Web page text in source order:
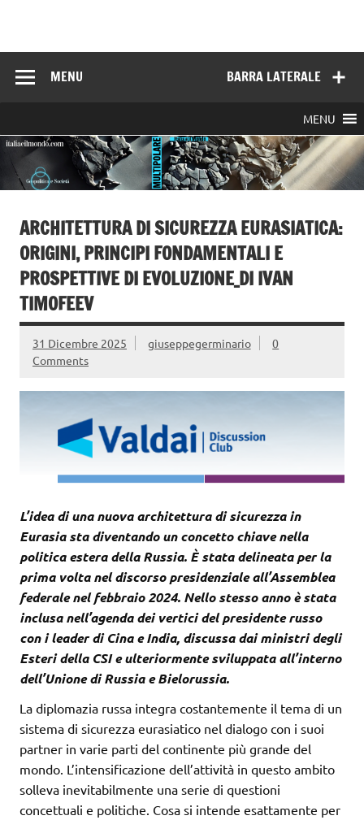
BARRA LATERALE
MENU
MENU
ARCHITETTURA DI SICUREZZA EURASIATICA:
ORIGINI, PRINCIPI FONDAMENTALI E
PROSPETTIVE DI EVOLUZIONE_DI IVAN
TIMOFEEV
31 Dicembre 2025 giuseppegerminario
0
Comments
L’idea di una nuova architettura di sicurezza in
Eurasia sta diventando un concetto chiave nella
politica estera della Russia. È stata delineata per la
prima volta nel discorso presidenziale all’Assemblea
federale nel febbraio 2024. Nello stesso anno è stata
inclusa nell’agenda dei vertici del presidente russo
con i leader di Cina e India, discussa dai ministri degli
Esteri della CSI e ulteriormente sviluppata all’interno
dell’Unione di Russia e Bielorussia.
La diplomazia russa integra costantemente il tema di un
sistema di sicurezza eurasiatico nel dialogo con i suoi
partner in varie parti del continente più grande del
mondo. L’intensificazione dell’attività in questo ambito
solleva inevitabilmente una serie di questioni
concettuali e politiche. Cosa si intende esattamente per